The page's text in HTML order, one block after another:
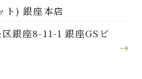
ト) 銀座本店
銀座8-11-1 銀座GSビ